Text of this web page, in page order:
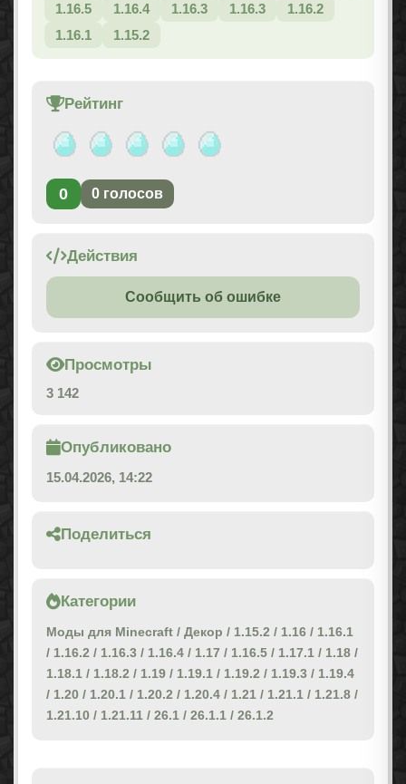
1.16.5
1.16.4 1.16.3 1.16.3
1.16.2
1.16.1
1.15.2
Рейтинг
0 0 голосов
Действия
Сообщить об ошибке
Просмотры
3 142
Опубликовано
15.04.2026, 14:22
Поделиться
Категории
Моды для Minecraft / Декор / 1.15.2 / 1.16 / 1.16.1
/ 1.16.2 / 1.16.3 / 1.16.4 / 1.17 / 1.16.5 / 1.17.1 / 1.18 /
1.18.1 / 1.18.2 / 1.19 / 1.19.1 / 1.19.2 / 1.19.3 / 1.19.4
/ 1.20 / 1.20.1 / 1.20.2 / 1.20.4 / 1.21 / 1.21.1 / 1.21.8 /
1.21.10 / 1.21.11 / 26.1 / 26.1.1 / 26.1.2